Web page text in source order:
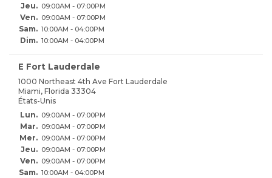
Jeu. 09:00AM - 07:00PM
Ven. 09:00AM - 07:00PM
Sam. 10:00AM - 04:00PM
Dim. 10:00AM - 04:00PM
E Fort Lauderdale
1000 Northeast 4th Ave Fort Lauderdale
Miami, Florida 33304
États-Unis
Lun. 09:00AM - 07:00PM
Mar. 09:00AM - 07:00PM
Mer. 09:00AM - 07:00PM
Jeu. 09:00AM - 07:00PM
Ven. 09:00AM - 07:00PM
Sam. 10:00AM - 04:00PM